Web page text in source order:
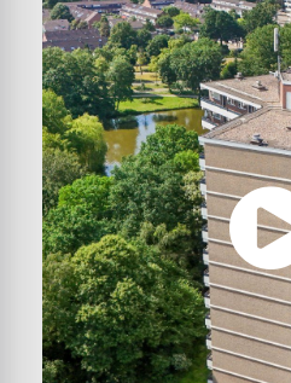
trappenhuis;
– Vernieuwde keuken,
– Energielabel C